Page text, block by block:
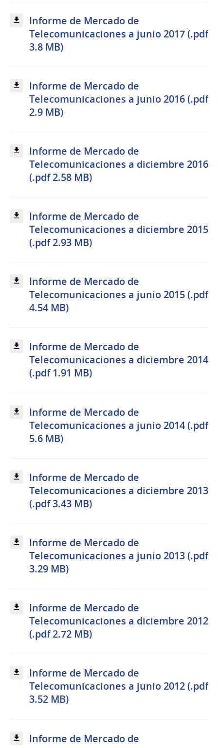
Informe de Mercado de
Telecomunicaciones a junio 2017 (.pdf
3.8 MB)
Informe de Mercado de
Telecomunicaciones a junio 2016 (.pdf
2.9 MB)
Informe de Mercado de
Telecomunicaciones a diciembre 2016
(.pdf 2.58 MB)
Informe de Mercado de
Telecomunicaciones a diciembre 2015
(.pdf 2.93 MB)
Informe de Mercado de
Telecomunicaciones a junio 2015 (.pdf
4.54 MB)
Informe de Mercado de
Telecomunicaciones a diciembre 2014
(.pdf 1.91 MB)
Informe de Mercado de
Telecomunicaciones a junio 2014 (.pdf
5.6 MB)
Informe de Mercado de
Telecomunicaciones a diciembre 2013
(.pdf 3.43 MB)
Informe de Mercado de
Telecomunicaciones a junio 2013 (.pdf
3.29 MB)
Informe de Mercado de
Telecomunicaciones a diciembre 2012
(.pdf 2.72 MB)
Informe de Mercado de
Telecomunicaciones a junio 2012 (.pdf
3.52 MB)
Informe de Mercado de